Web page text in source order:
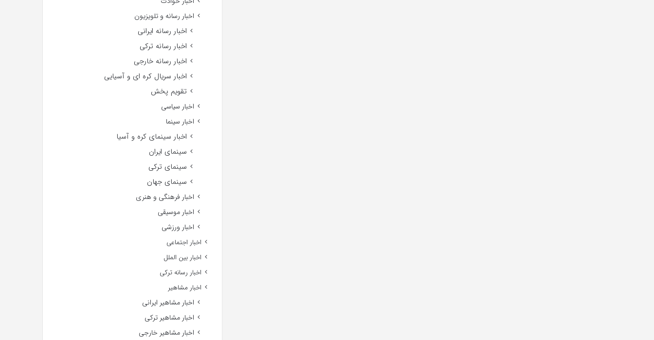
اخبار رسانه و تلویزیون
اخبار رسانه ایرانی
اخبار رسانه ترکی
اخبار رسانه خارجی
اخبار سریال کره ای و آسیایی
تقویم پخش
اخبار سیاسی
اخبار سینما
اخبار سینمای کره و آسیا
سینمای ایران
سینمای ترکی
سینمای جهان
اخبار فرهنگی و هنری
اخبار موسیقی
اخبار ورزشی
اخبار اجتماعی
اخبار بین الملل
اخبار رسانه ترکی
اخبار مشاهیر
اخبار مشاهیر ایرانی
اخبار مشاهیر ترکی
اخبار مشاهیر خارجی